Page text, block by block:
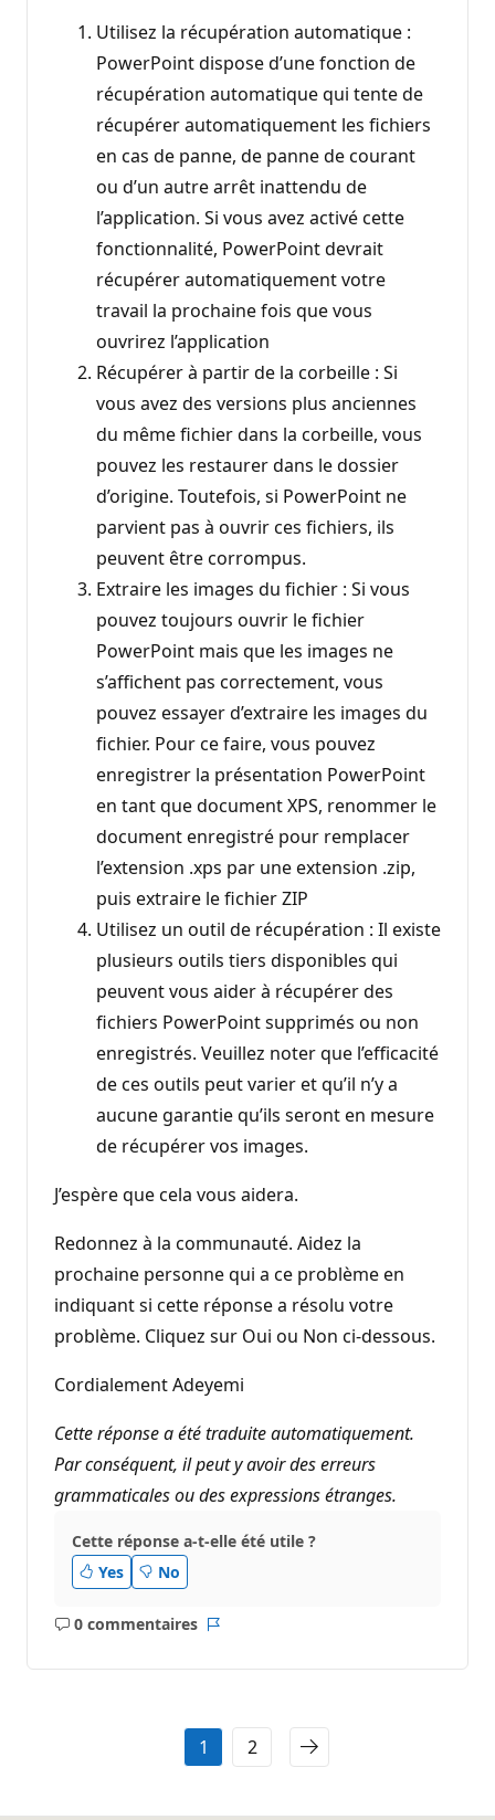
Utilisez la récupération automatique :
PowerPoint dispose d’une fonction de
récupération automatique qui tente de
récupérer automatiquement les fichiers
en cas de panne, de panne de courant
ou d’un autre arrêt inattendu de
l’application. Si vous avez activé cette
fonctionnalité, PowerPoint devrait
récupérer automatiquement votre
travail la prochaine fois que vous
ouvrirez l’application
Récupérer à partir de la corbeille : Si
vous avez des versions plus anciennes
du même fichier dans la corbeille, vous
pouvez les restaurer dans le dossier
d’origine. Toutefois, si PowerPoint ne
parvient pas à ouvrir ces fichiers, ils
peuvent être corrompus.
Extraire les images du fichier : Si vous
pouvez toujours ouvrir le fichier
PowerPoint mais que les images ne
s’affichent pas correctement, vous
pouvez essayer d’extraire les images du
fichier. Pour ce faire, vous pouvez
enregistrer la présentation PowerPoint
en tant que document XPS, renommer le
document enregistré pour remplacer
l’extension .xps par une extension .zip,
puis extraire le fichier ZIP
Utilisez un outil de récupération : Il existe
plusieurs outils tiers disponibles qui
peuvent vous aider à récupérer des
fichiers PowerPoint supprimés ou non
enregistrés. Veuillez noter que l’efficacité
de ces outils peut varier et qu’il n’y a
aucune garantie qu’ils seront en mesure
de récupérer vos images.
J’espère que cela vous aidera.
Redonnez à la communauté. Aidez la
prochaine personne qui a ce problème en
indiquant si cette réponse a résolu votre
problème. Cliquez sur Oui ou Non ci-dessous.
Cordialement Adeyemi
Cette réponse a été traduite automatiquement.
Par conséquent, il peut y avoir des erreurs
grammaticales ou des expressions étranges.
Cette réponse a-t-elle été utile ?
Yes
No
0 commentaires
Aucun
1 2